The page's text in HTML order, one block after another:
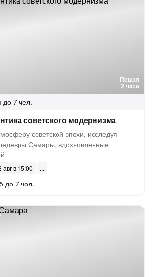
Пешая
2 часа
до 7 чел.
советского модернизма
советской эпохи, исследуя
Самары, вдохновленные
авг в 15:00
до 7 чел.